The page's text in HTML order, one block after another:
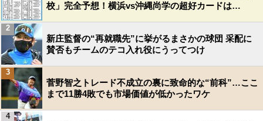
校」完全予想！横浜vs沖縄尚学の超好カードは…
新庄監督の“再就職先”に挙がるまさかの球団 采配に
賛否もチームのテコ入れ役にうってつけ
2
菅野智之トレード不成立の裏に致命的な“前科”…ここ
まで11勝4敗でも市場価値が低かったワケ
3
4